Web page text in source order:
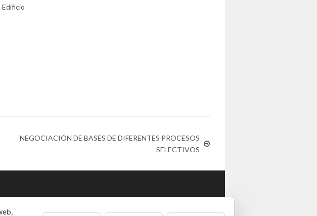
Edificio
NEGOCIACIÓN DE BASES DE DIFERENTES PROCESOS
SELECTIVOS